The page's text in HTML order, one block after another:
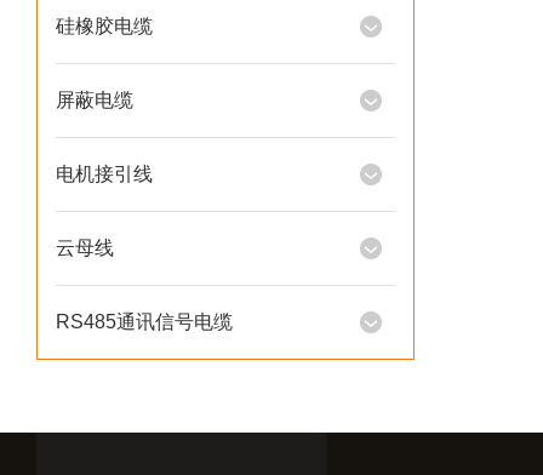
硅橡胶电缆
屏蔽电缆
电机接引线
云母线
RS485通讯信号电缆